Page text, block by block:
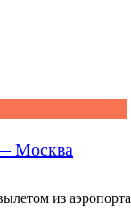
Москва
из аэропорта